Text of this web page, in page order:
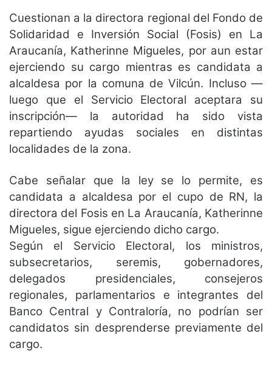
Cuestionan a la directora regional del Fondo de
Solidaridad e Inversión Social (Fosis) en La
Araucanía, Katherinne Migueles, por aun estar
ejerciendo su cargo mientras es candidata a
alcaldesa por la comuna de Vilcún. Incluso —
luego que el Servicio Electoral aceptara su
inscripción— la autoridad ha sido vista
repartiendo ayudas sociales en distintas
localidades de la zona.
Cabe señalar que la ley se lo permite, es
candidata a alcaldesa por el cupo de RN, la
directora del Fosis en La Araucanía, Katherinne
Migueles, sigue ejerciendo dicho cargo.
Según el Servicio Electoral, los ministros,
subsecretarios, seremis, gobernadores,
delegados presidenciales, consejeros
regionales, parlamentarios e integrantes del
Banco Central y Contraloría, no podrían ser
candidatos sin desprenderse previamente del
cargo.